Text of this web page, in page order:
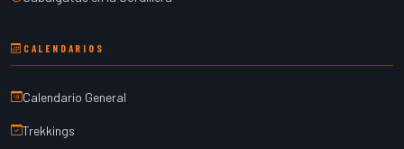
CALENDARIOS
Calendario General
Trekkings